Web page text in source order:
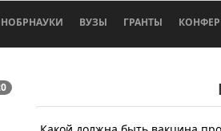
ВУЗЫ ГРАНТЫ